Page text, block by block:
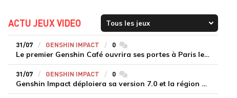
ACTU JEUX VIDEO
31/07 GENSHIN IMPACT 0commentaires
Le premier Genshin Café ouvrira ses portes à Paris le 14 août
31/07 GENSHIN IMPACT 0commentaires
Genshin Impact déploiera sa version 7.0 et la région de Snezhnaya le 12 août